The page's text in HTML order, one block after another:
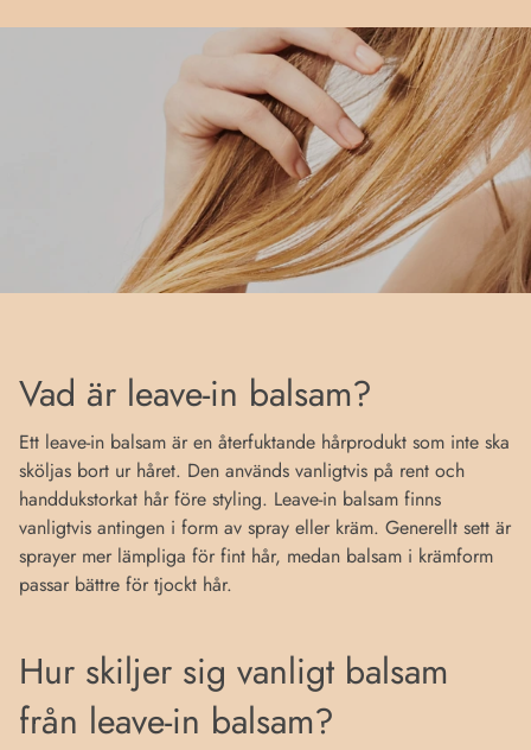
Vad är leave-in balsam?
Ett leave-in balsam är en återfuktande hårprodukt som inte ska
sköljas bort ur håret. Den används vanligtvis på rent och
handdukstorkat hår före styling. Leave-in balsam finns
vanligtvis antingen i form av spray eller kräm. Generellt sett är
sprayer mer lämpliga för fint hår, medan balsam i krämform
passar bättre för tjockt hår.
Hur skiljer sig vanligt balsam
från leave-in balsam?